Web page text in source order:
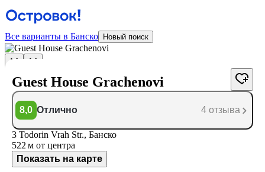
Все варианты в Банско Новый поиск
Guest House Grachenovi
8,0 Отлично 4 отзыва
3 Todorin Vrah Str., Банско
522 м от центра
Показать на карте